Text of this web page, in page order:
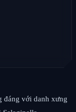
đáng với danh xưng